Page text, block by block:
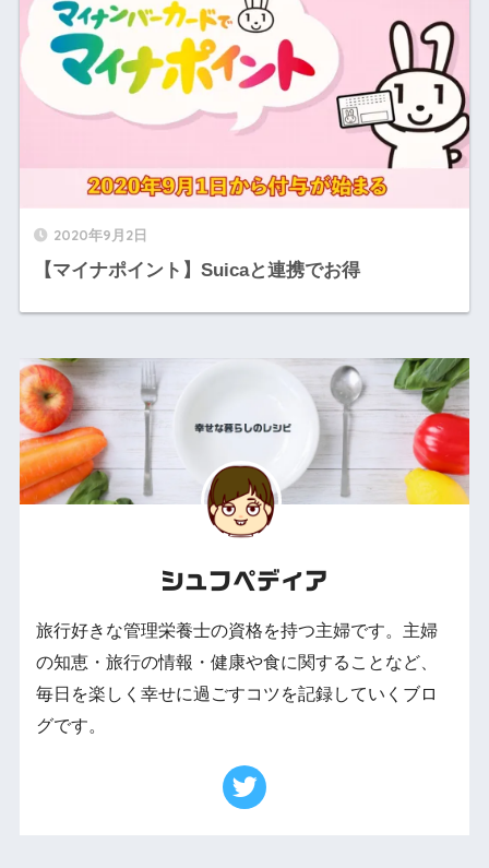
2020年9月2日
【マイナポイント】Suicaと連携でお得
シュフペディア
旅行好きな管理栄養士の資格を持つ主婦です。主婦
の知恵・旅行の情報・健康や食に関することなど、
毎日を楽しく幸せに過ごすコツを記録していくブロ
グです。